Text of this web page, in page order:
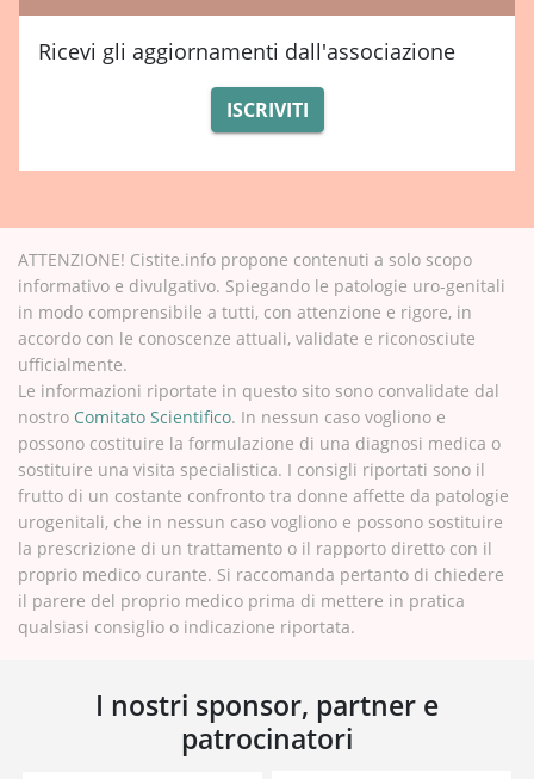
Ricevi gli aggiornamenti dall'associazione
ISCRIVITI
ATTENZIONE! Cistite.info propone contenuti a solo scopo
informativo e divulgativo. Spiegando le patologie uro-genitali
in modo comprensibile a tutti, con attenzione e rigore, in
accordo con le conoscenze attuali, validate e riconosciute
ufficialmente.
Le informazioni riportate in questo sito sono convalidate dal
nostro Comitato Scientifico. In nessun caso vogliono e
possono costituire la formulazione di una diagnosi medica o
sostituire una visita specialistica. I consigli riportati sono il
frutto di un costante confronto tra donne affette da patologie
urogenitali, che in nessun caso vogliono e possono sostituire
la prescrizione di un trattamento o il rapporto diretto con il
proprio medico curante. Si raccomanda pertanto di chiedere
il parere del proprio medico prima di mettere in pratica
qualsiasi consiglio o indicazione riportata.
I nostri sponsor, partner e
patrocinatori